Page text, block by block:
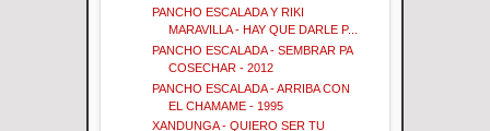
PANCHO ESCALADA Y RIKI
MARAVILLA - HAY QUE DARLE P...
PANCHO ESCALADA - SEMBRAR PA
COSECHAR - 2012
PANCHO ESCALADA - ARRIBA CON
EL CHAMAME - 1995
XANDUNGA - QUIERO SER TU